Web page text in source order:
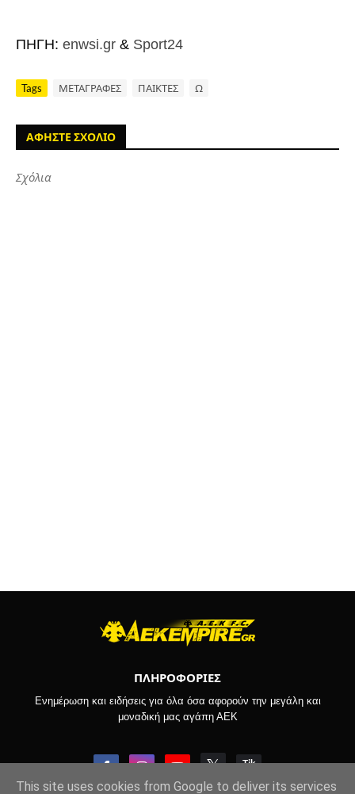
ΠΗΓΗ: enwsi.gr & Sport24
Tags ΜΕΤΑΓΡΑΦΕΣ ΠΑΙΚΤΕΣ Ω
ΑΦΗΣΤΕ ΣΧΟΛΙΟ
Σχόλια
ΠΛΗΡΟΦΟΡΙΕΣ
Ενημέρωση και ειδήσεις για όλα όσα αφορούν την μεγάλη και
μοναδική μας αγάπη ΑΕΚ
This site uses cookies from Google to deliver its services